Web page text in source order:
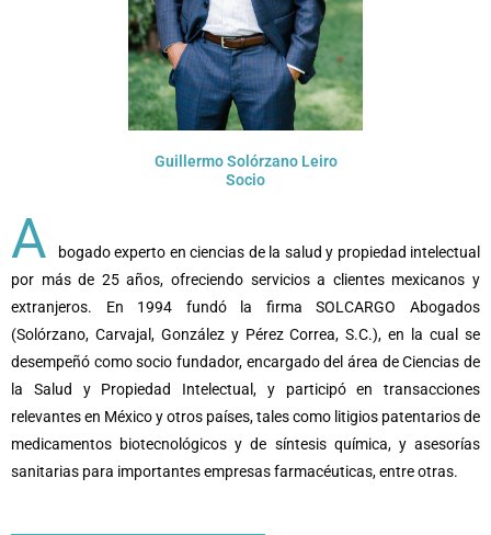
Guillermo Solórzano Leiro
Socio
A
bogado experto en ciencias de la salud y propiedad intelectual
por más de 25 años, ofreciendo servicios a clientes mexicanos y
extranjeros. En 1994 fundó la firma SOLCARGO Abogados
(Solórzano, Carvajal, González y Pérez Correa, S.C.), en la cual se
desempeñó como socio fundador, encargado del área de Ciencias de
la Salud y Propiedad Intelectual, y participó en transacciones
relevantes en México y otros países, tales como litigios patentarios de
medicamentos biotecnológicos y de síntesis química, y asesorías
sanitarias para importantes empresas farmacéuticas, entre otras.